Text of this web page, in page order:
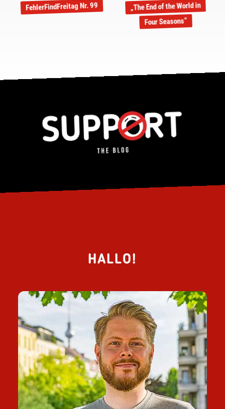
FehlerFindFreitag Nr. 99 „The End of the World in
Four Seasons“
HALLO!